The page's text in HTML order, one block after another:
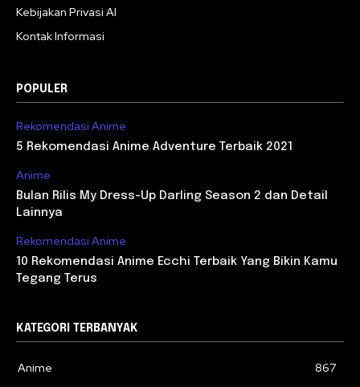
Kebijakan Privasi AI
Kontak Informasi
POPULER
Rekomendasi Anime
5 Rekomendasi Anime Adventure Terbaik 2021
Anime
Bulan Rilis My Dress-Up Darling Season 2 dan Detail
Lainnya
Rekomendasi Anime
10 Rekomendasi Anime Ecchi Terbaik Yang Bikin Kamu
Tegang Terus
KATEGORI TERBANYAK
Anime
867